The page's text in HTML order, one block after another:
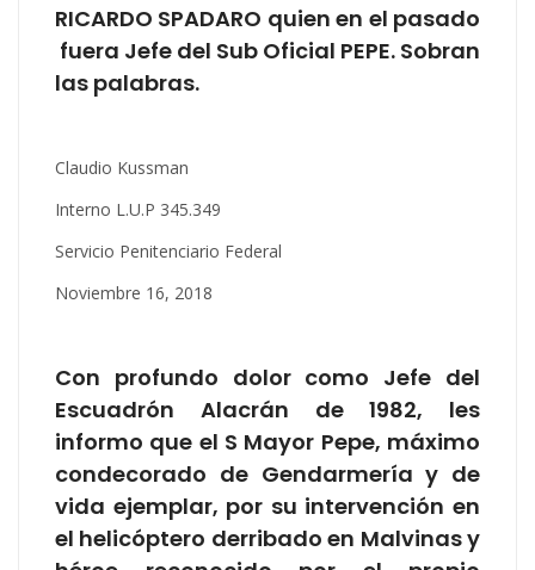
RICARDO SPADARO quien en el pasado
fuera Jefe del Sub Oficial PEPE. Sobran
las palabras.
Claudio Kussman
Interno L.U.P 345.349
Servicio Penitenciario Federal
Noviembre 16, 2018
Con profundo dolor como Jefe del
Escuadrón Alacrán de 1982, les
informo que el S Mayor Pepe, máximo
condecorado de Gendarmería y de
vida ejemplar, por su intervención en
el helicóptero derribado en Malvinas y